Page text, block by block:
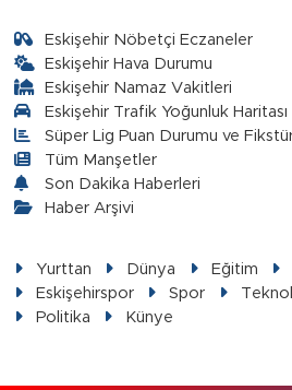
Eskişehir Nöbetçi Eczaneler
Eskişehir Hava Durumu
Eskişehir Namaz Vakitleri
Eskişehir Trafik Yoğunluk Haritası
Süper Lig Puan Durumu ve
Tüm Manşetler
Son Dakika Haberleri
Haber Arşivi
Yurttan Dünya Eğitim
Eskişehirspor
Spor
Politika
Künye